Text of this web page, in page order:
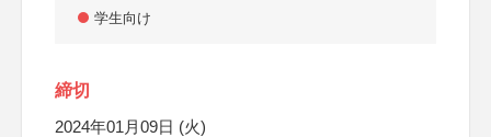
学生向け
締切
2024年01月09日 (火)